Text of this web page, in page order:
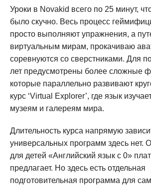
Уроки в Novakid всего по 25 минут,
было скучно. Весь процесс
просто выполняют упражнения, а
виртуальным мирам, прокачиваю
соревнуются со сверстниками. Для
лет предусмотрены более сложные
которые параллельно развивают
курс ‘Virtual Explorer’, где язык
музеям и галереям мира.
Длительность курса напрямую
универсальных программ здесь нет.
для детей «Английский язык с 0»
предлагает. Но здесь есть отдельная
подготовительная программа для